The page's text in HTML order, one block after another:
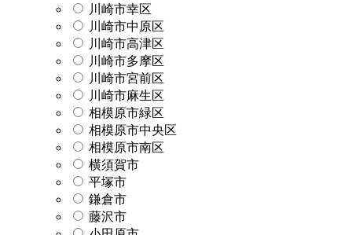
川崎市幸区
川崎市中原区
川崎市高津区
川崎市多摩区
川崎市宮前区
川崎市麻生区
相模原市緑区
相模原市中央区
相模原市南区
横須賀市
平塚市
鎌倉市
藤沢市